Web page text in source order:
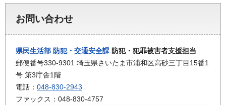
お問い合わせ
県民生活部 防犯・交通安全課 防犯・犯罪被害者支援担当
郵便番号330-9301 埼玉県さいたま市浦和区高砂三丁目15番1
号 第3庁舎1階
電話： 048-830-2943
ファックス：048-830-4757